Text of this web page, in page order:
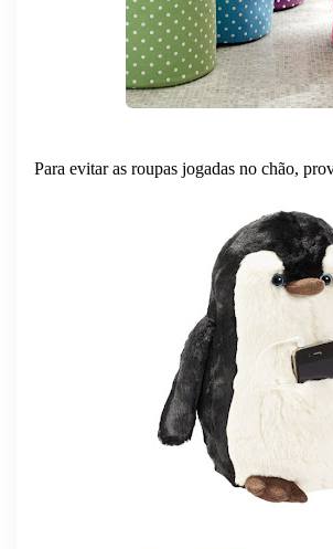
Para evitar as roupas jogadas no chão,